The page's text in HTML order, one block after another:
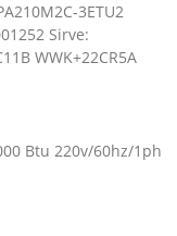
3ETU2
Sirve:
WWK+22CR5A
Btu 220v/60hz/1ph